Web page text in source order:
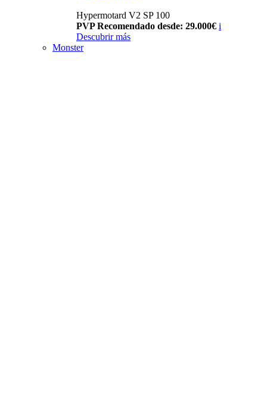
Hypermotard V2 SP 100
PVP Recomendado desde: 29.000€ i
Descubrir más
Monster